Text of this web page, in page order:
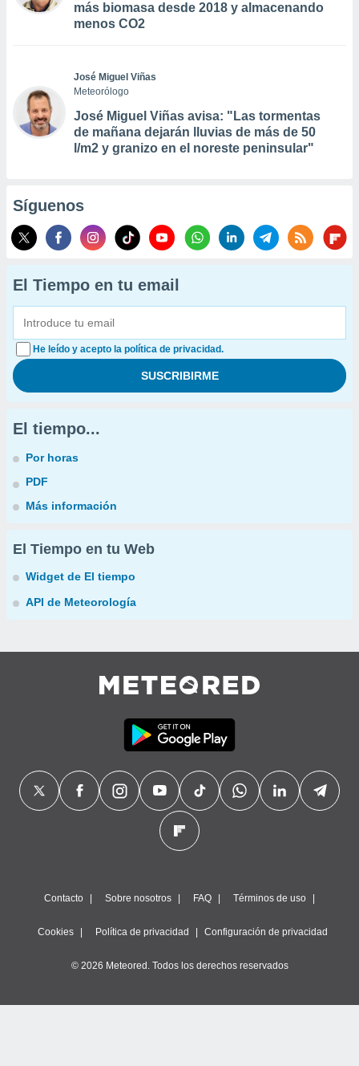
más biomasa desde 2018 y almacenando
menos CO2
José Miguel Viñas
Meteorólogo
José Miguel Viñas avisa: "Las tormentas
de mañana dejarán lluvias de más de 50
l/m2 y granizo en el noreste peninsular"
Síguenos
El Tiempo en tu email
He leído y acepto la política de privacidad.
El tiempo...
Por horas
PDF
Más información
El Tiempo en tu Web
Widget de El tiempo
API de Meteorología
Contacto Sobre nosotros FAQ Términos de uso
Cookies Política de privacidad Configuración de privacidad
© 2026 Meteored. Todos los derechos reservados